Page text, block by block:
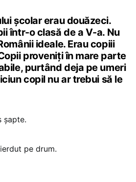
școlar erau douăzeci.
într-o clasă de a V-a. Nu
ideale. Erau copiii
proveniți în mare parte
purtând deja pe umeri
copil nu ar trebui să le
șapte.
pe drum.